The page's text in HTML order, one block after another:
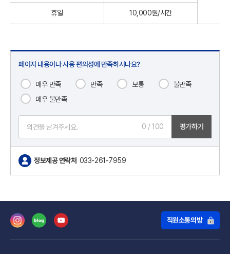
휴일 10,000원/시간
페이지 내용이나 사용 편의성에 만족하시나요?
매우 만족 만족 보통
불만족
매우 불만족
0 / 100 평가하기
정보제공 연락처 033-261-7959
직원소통의방